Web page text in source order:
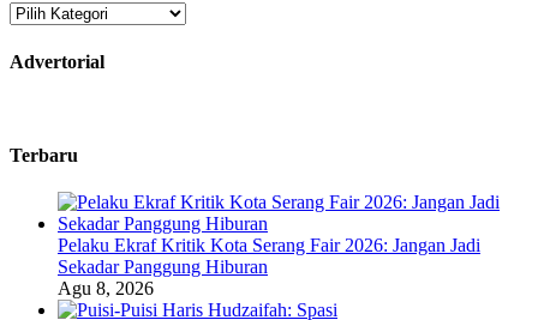
Kategori
Advertorial
Terbaru
Pelaku Ekraf Kritik Kota Serang Fair 2026: Jangan Jadi
Sekadar Panggung Hiburan
Agu 8, 2026